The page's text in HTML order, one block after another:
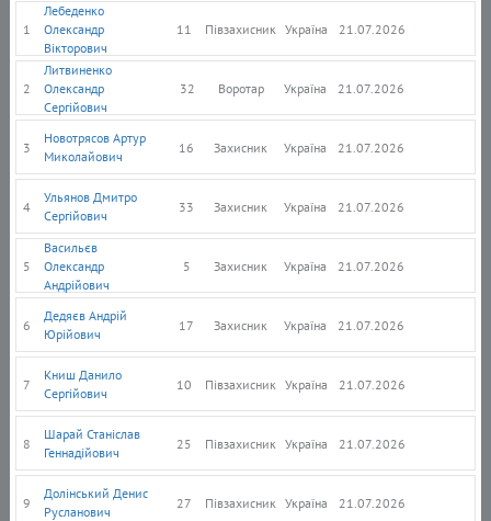
1
Лебеденко
Олександр
Вікторович
11 Півзахисник Україна 21.07.2026
2
Литвиненко
Олександр
Сергійович
32 Воротар Україна 21.07.2026
3
Новотрясов Артур
Миколайович
16 Захисник Україна 21.07.2026
4
Ульянов Дмитро
Сергійович
33 Захисник Україна 21.07.2026
5
Васильєв
Олександр
Андрійович
5 Захисник Україна 21.07.2026
6
Дедяєв Андрій
Юрійович
17 Захисник Україна 21.07.2026
7
Книш Данило
Сергійович
10 Півзахисник Україна 21.07.2026
8
Шарай Станіслав
Геннадійович
25 Півзахисник Україна 21.07.2026
9
Долінський Денис
Русланович
27 Півзахисник Україна 21.07.2026